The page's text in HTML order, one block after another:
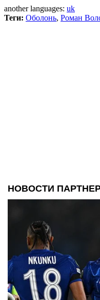
another languages: uk
Теги: Оболонь, Роман